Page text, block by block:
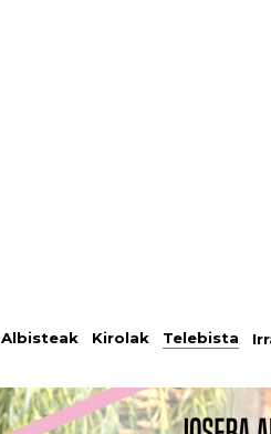
Albisteak Kirolak Telebista